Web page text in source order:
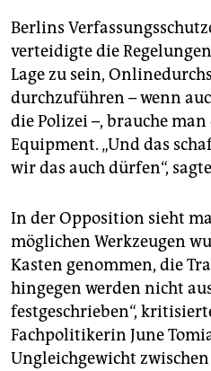
Berlins
verteidigte die
Lage zu sein,
durchzuführen – wenn
die Polizei –, brauche man
Equipment. „Und das
wir das auch dürfen“,
In der Opposition sieht
möglichen Werkzeugen
Kasten genommen, die
hingegen werden nicht
festgeschrieben“,
Fachpolitikerin June
Ungleichgewicht zwischen